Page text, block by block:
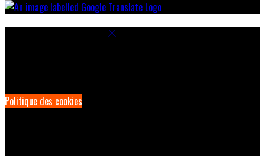
Politique des cookies